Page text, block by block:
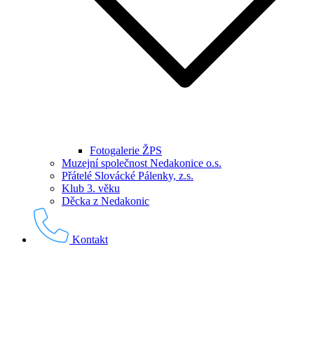
Fotogalerie ŽPS
Muzejní společnost Nedakonice o.s.
Přátelé Slovácké Pálenky, z.s.
Klub 3. věku
Děcka z Nedakonic
Kontakt